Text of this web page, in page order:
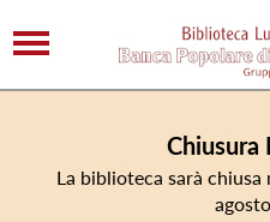
Chiusura
La biblioteca sarà